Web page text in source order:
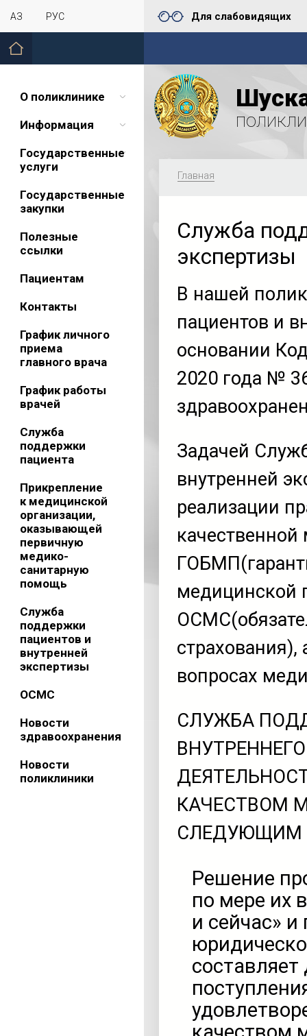
ҚАЗ РУС Для слабовидящих
О поликлинике
Информация
Государственные
услуги
Государственные
закупки
Полезные
ссылки
Пациентам
Контакты
График личного
приема
главного врача
График работы
врачей
Служба
поддержки
пациента
Прикрепление
к медицинской
организации,
оказывающей
первичную
медико-
санитарную
помощь
Служба
поддержки
пациентов и
внутренней
экспертизы
ОСМС
Новости
здравоохранения
Новости
поликлиники
Главная
Служба
экспертизы
В нашей
пациентов и
основании
2020 года №
Задачей
внутренней
реализации
медицинской
вопросах
СЛУЖБА
КАЧЕСТВОМ
СЛЕДУЮЩИМ
Решение
по мере их
и сейчас»